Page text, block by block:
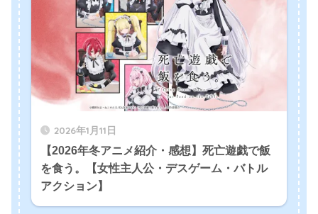
2026年1月11日
【2026年冬アニメ紹介・感想】死亡遊戯で飯
を食う。【女性主人公・デスゲーム・バトル
アクション】